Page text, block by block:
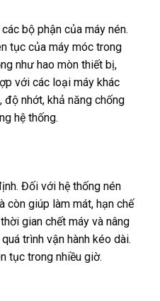
bộ phận của máy nén.
tục của máy móc trong
như hao mòn thiết bị,
với các loại máy khác
nhớt, khả năng chống
hệ thống.
Đối với hệ thống nén
giúp làm mát, hạn chế
gian chết máy và nâng
trình vận hành kéo dài.
tục trong nhiều giờ.